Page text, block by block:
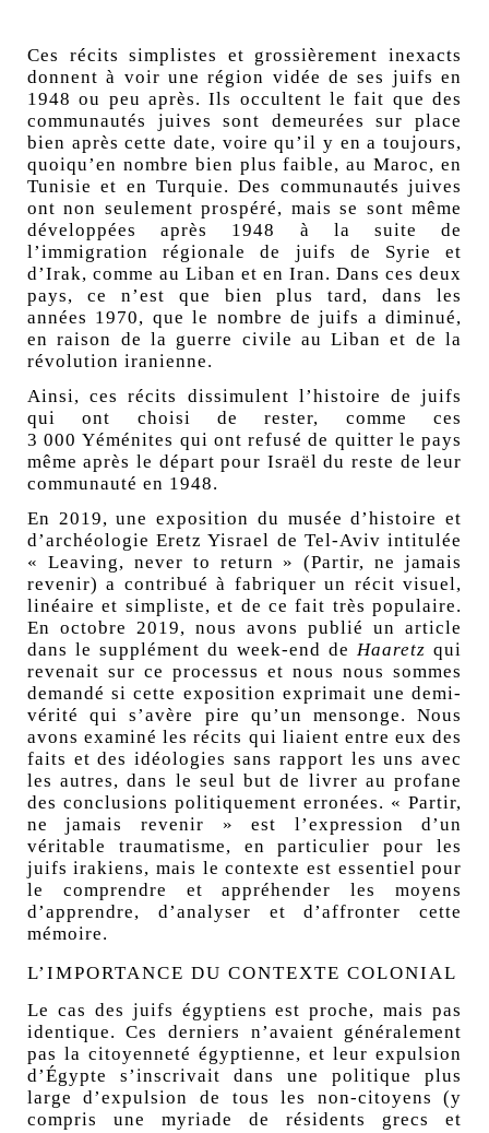
Ces récits simplistes et grossièrement inexacts
donnent à voir une région vidée de ses juifs en
1948 ou peu après. Ils occultent le fait que des
communautés juives sont demeurées sur place
bien après cette date, voire qu’il y en a toujours,
quoiqu’en nombre bien plus faible,au Maroc, en
Tunisie et en Turquie. Des communautés juives
ont non seulement prospéré, mais se sont même
développées après 1948 à la suite de
l’immigration régionale de juifs de Syrie et
d’Irak, comme au Liban et en Iran. Dans ces deux
pays, ce n’est que bien plus tard, dans les
années 1970, que le nombre de juifs a diminué,
en raison de la guerre civile au Liban et de la
révolution iranienne.
Ainsi, ces récits dissimulent l’histoire de juifs
qui ont choisi de rester, comme ces
3 000 Yéménites qui ont refusé de quitter le pays
même après le départ pour Israël du reste de leur
communauté en 1948.
En 2019, une exposition du musée d’histoire et
d’archéologie Eretz Yisrael de Tel-Aviv intitulée
« Leaving, never to return » (Partir, ne jamais
revenir) a contribué à fabriquer un récit visuel,
linéaire et simpliste, et de ce fait très populaire.
En octobre 2019, nous avons publié un article
dans le supplément du week-end deHaaretz qui
revenait sur ce processus et nous nous sommes
demandé si cette exposition exprimait une demi-
vérité qui s’avère pire qu’un mensonge. Nous
avons examiné les récits qui liaient entre eux des
faits et des idéologies sans rapport les uns avec
les autres, dans le seul but de livrer au profane
des conclusions politiquement erronées. « Partir,
ne jamais revenir
» est l’expression d’un
véritable traumatisme, en particulier pourles
juifs irakiens, mais le contexte est essentiel pour
le comprendre et appréhender les moyens
d’apprendre, d’analyser et d’affronter cette
mémoire.
L’IMPORTANCE DU CONTEXTE COLONIAL
Le cas des juifs égyptiens est proche, mais pas
identique. Ces derniers n’avaient généralement
pas la citoyenneté égyptienne, et leur expulsion
d’Égypte s’inscrivait dans une politique plus
large d’expulsion de tous les non-citoyens (y
compris une myriade de résidents grecs et